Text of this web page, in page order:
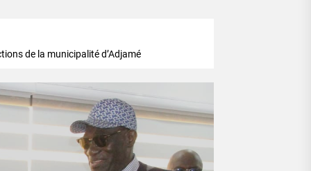
de la municipalité d’Adjamé